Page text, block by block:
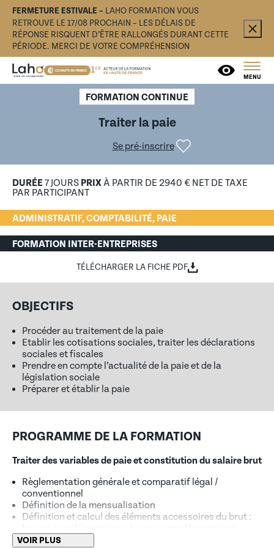
FERMETURE ESTIVALE – LAHO FORMATION VOUS
RETROUVE LE 17/08 PROCHAIN – LES DÉLAIS DE
RÉPONSE RISQUENT D’ÊTRE RALLONGÉS DURANT CETTE
PÉRIODE. MERCI DE VOTRE COMPRÉHENSION
MENU
FORMATION CONTINUE
Traiter la paie
Se pré-inscrire
DURÉE7 JOURS PRIXÀ PARTIR DE 2940 € NET DE TAXE
PAR PARTICIPANT
ADMINISTRATIF, COMPTABILITÉ, PAIE
FORMATION INTER-ENTREPRISES
TÉLÉCHARGER LA FICHE PDF
OBJECTIFS
Procéder au traitement de la paie
Etablir les cotisations sociales, traiter les déclarations
sociales et fiscales
Prendre en compte l’actualité de la paie et de la
législation sociale
Préparer et établir la paie
PROGRAMME DE LA FORMATION
Traiter des variables de paie et constitution du salaire brut
Règlementation générale et comparatif légal /
conventionnel
Définition de la mensualisation
Définition et calcul des éléments accessoires du brut :
heures supplémentaires, heures complémentaires,
avantages en nature, primes et indemnités soumises,
VOIR PLUS